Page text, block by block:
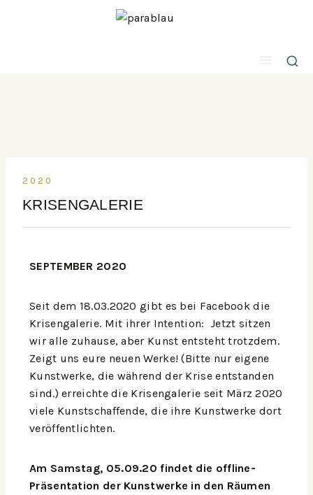
2020
KRISENGALERIE
SEPTEMBER 2020
Seit dem 18.03.2020 gibt es bei Facebook die
Krisengalerie. Mit ihrer Intention: Jetzt sitzen
wir alle zuhause, aber Kunst entsteht trotzdem.
Zeigt uns eure neuen Werke! (Bitte nur eigene
Kunstwerke, die während der Krise entstanden
sind.) erreichte die Krisengalerie seit März 2020
viele Kunstschaffende, die ihre Kunstwerke dort
veröffentlichten.
Am Samstag, 05.09.20 findet die offline-
Präsentation der Kunstwerke in den Räumen